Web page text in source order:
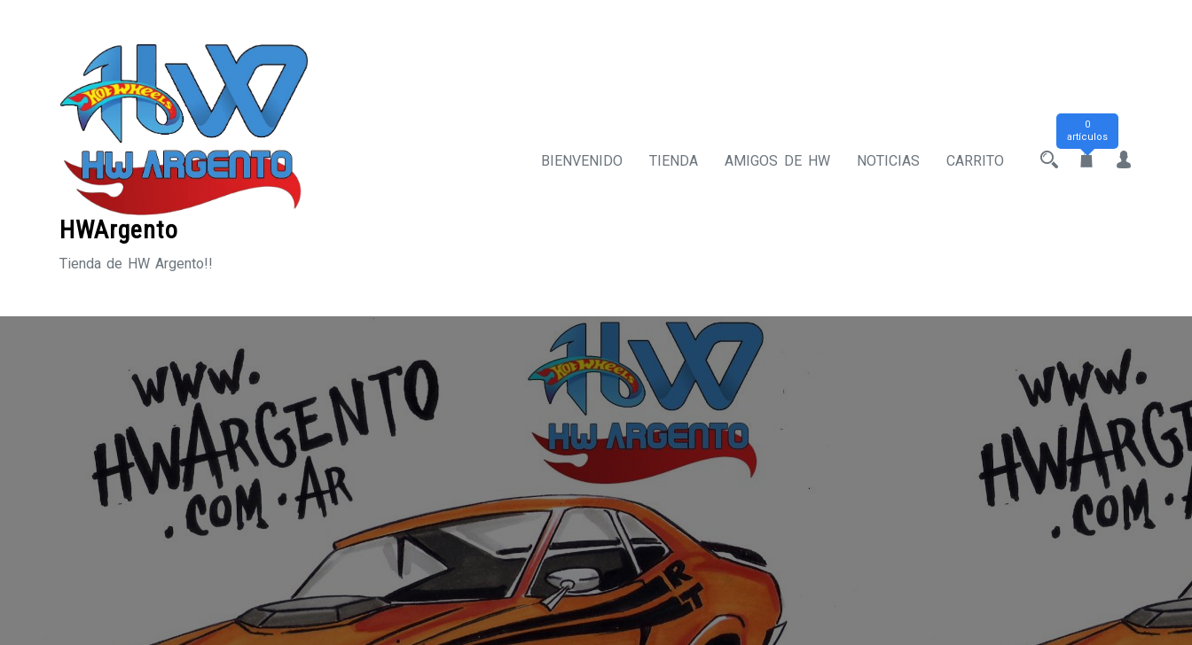
HWArgento
Tienda de HW Argento!!
BIENVENIDO TIENDA AMIGOS DE HW NOTICIAS CARRITO
0
artículos